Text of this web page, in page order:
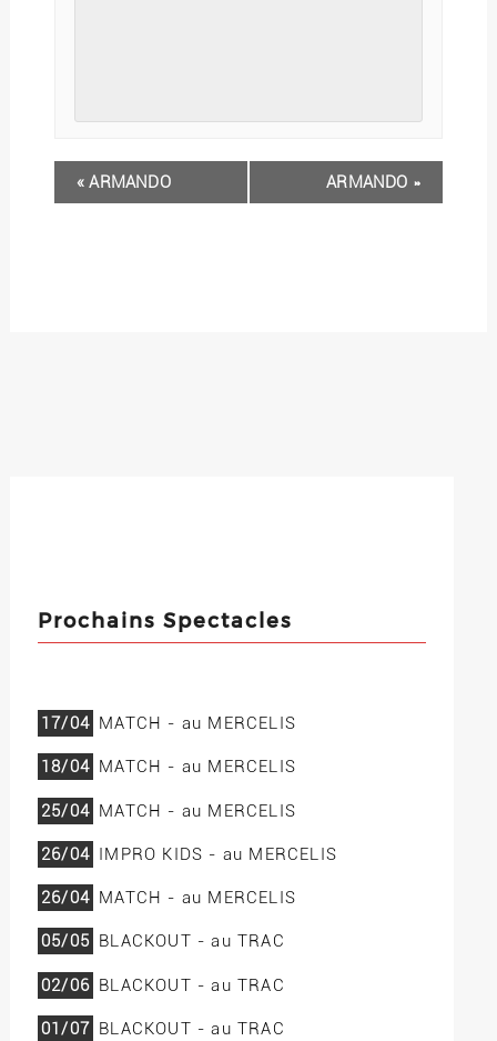
« ARMANDO ARMANDO »
Prochains Spectacles
17/04 MATCH - au MERCELIS
18/04 MATCH - au MERCELIS
25/04 MATCH - au MERCELIS
26/04 IMPRO KIDS - au MERCELIS
26/04 MATCH - au MERCELIS
05/05 BLACKOUT - au TRAC
02/06 BLACKOUT - au TRAC
01/07 BLACKOUT - au TRAC